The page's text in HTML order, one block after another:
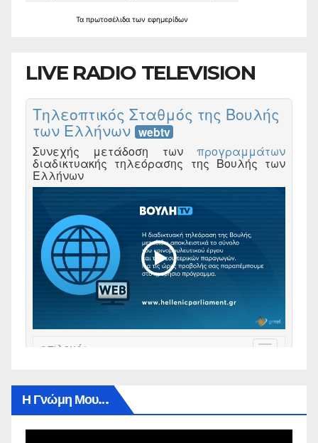
Τα πρωτοσέλιδα των εφημερίδων
LIVE RADIO TELEVISION
Η Γνώμη Μου…